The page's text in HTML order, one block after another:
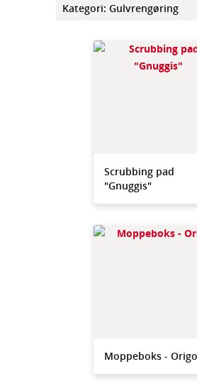
Kategori: Gulvrengøring
Scrubbing pad
"Gnuggis"
Moppeboks - Origo